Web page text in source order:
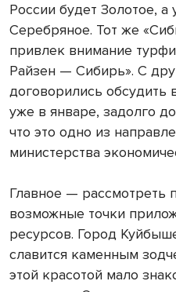
России будет Золотое, а
Серебряное. Тот же
привлек внимание
Райзен — Сибирь». С
договорились обсудить
уже в январе, задолго
что это одно из
министерства
Главное — рассмотреть
возможные точки
ресурсов. Город
славится каменным
этой красотой мало